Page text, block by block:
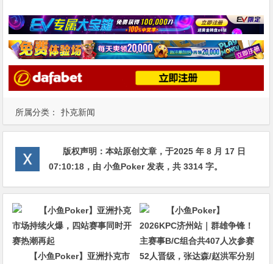
所属分类： 扑克新闻
版权声明：本站原创文章，于2025 年 8 月 17 日
07:10:18 ，由小鱼Poker发表，共 3314 字。
【小鱼Poker】亚洲扑克市